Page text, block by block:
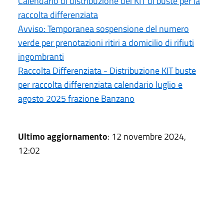
raccolta differenziata
Avviso: Temporanea sospensione del numero
verde per prenotazioni ritiri a domicilio di rifiuti
ingombranti
Raccolta Differenziata - Distribuzione KIT buste
per raccolta differenziata calendario luglio e
agosto 2025 frazione Banzano
Ultimo aggiornamento: 12 novembre 2024,
12:02